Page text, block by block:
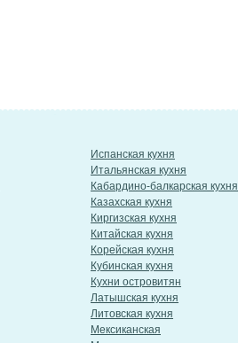
Испанская кухня
Итальянская кухня
Кабардино-балкарская кухня
Казахская кухня
Киргизская кухня
Китайская кухня
Корейская кухня
Кубинская кухня
Кухни островитян
Латышская кухня
Литовская кухня
Мексиканская